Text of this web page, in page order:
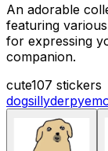
An adorable
featuring
for expressing
companion.
cute107 stickers
dogsillyderpy